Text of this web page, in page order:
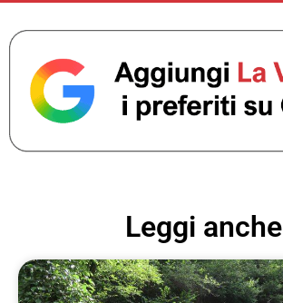
Leggi anche